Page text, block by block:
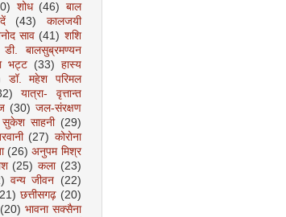
शोध (46) बाल
(43)
कालजयी
साव (41) शशि
डी. बालसुब्रमण्यन
भट्ट (33) हास्य
डॉ. महेश परिमल
यात्रा- वृत्तान्त
(30) जल-संरक्षण
सुकेश साहनी (29)
(27) कोरोना
(26) अनुपम मिश्र
(25) कला (23)
वन्य जीवन (22)
छत्तीसगढ़ (20)
(20) भावना सक्सैना